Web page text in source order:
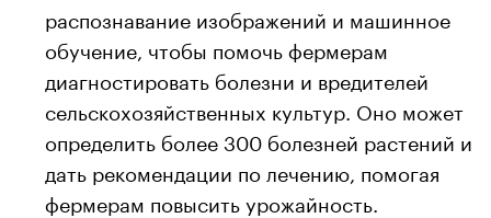
распознавание изображений и машинное
обучение, чтобы помочь фермерам
диагностировать болезни и вредителей
сельскохозяйственных культур. Оно может
определить более 300 болезней растений и
дать рекомендации по лечению, помогая
фермерам повысить урожайность.